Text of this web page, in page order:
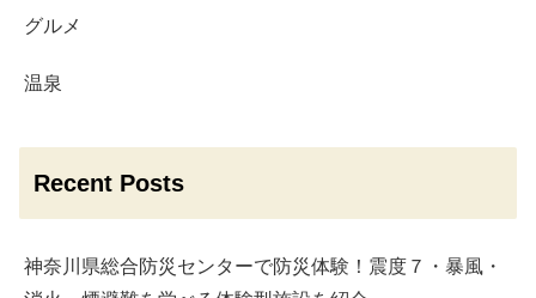
グルメ
温泉
Recent Posts
神奈川県総合防災センターで防災体験！震度７・暴風・